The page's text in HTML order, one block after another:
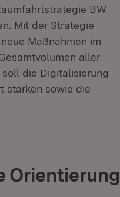
BW
Mit der Strategie
Maßnahmen im
aller
die Digitalisierung
stärken sowie die
Orientierung